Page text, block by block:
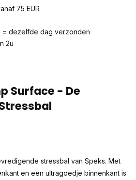
75 EUR
= dezelfde dag verzonden
2u
Surface - De
stressbal van Speks. Met
en een ultragoedje binnenkant is